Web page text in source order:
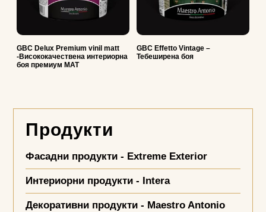
GBC Delux Premium vinil matt
-Висококачествена интериорна
боя премиум МАТ
GBC Effetto Vintage –
Тебеширена боя
Продукти
Фасадни продукти - Extreme Exterior
Интериорни продукти - Intera
Декоративни продукти - Maestro Antonio